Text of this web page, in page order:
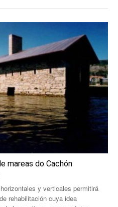
mareas do Cachón
y verticales permitirá
rehabilitación cuya idea